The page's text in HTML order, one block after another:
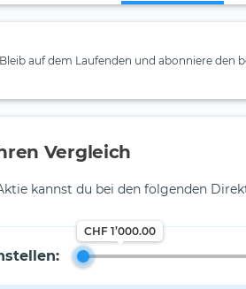
Bleib auf dem Laufenden und abonniere den
Vergleich
kannst du bei den folgenden
CHF 1’000.00